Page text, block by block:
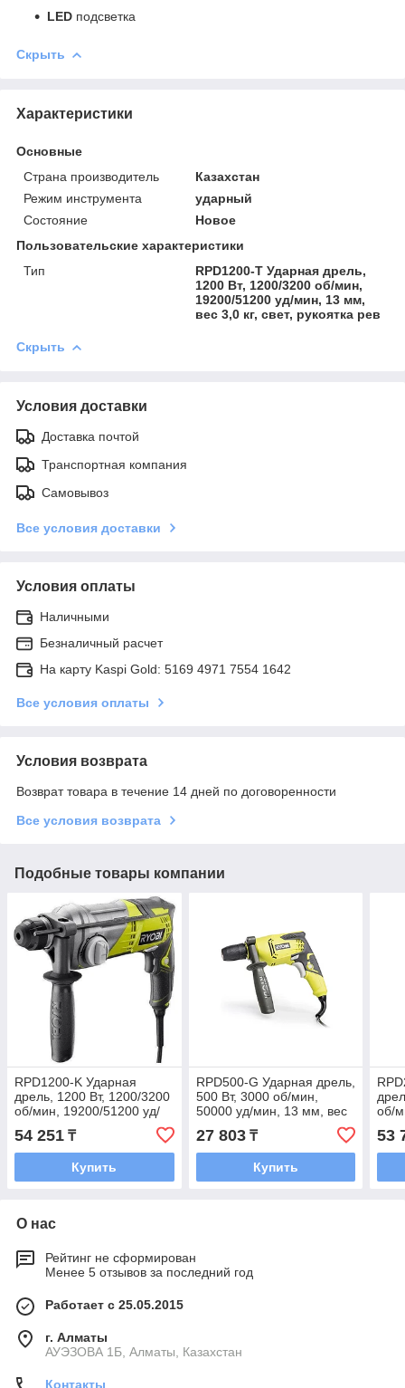
LED подсветка
Скрыть
Характеристики
Основные
Страна производитель
Казахстан
Режим инструмента
ударный
Состояние
Новое
Пользовательские характеристики
Тип
RPD1200-T Ударная дрель,
1200 Вт, 1200/3200 об/мин,
19200/51200 уд/мин, 13 мм,
вес 3,0 кг, свет, рукоятка рев
Скрыть
Условия доставки
Доставка почтой
Транспортная компания
Самовывоз
Все условия доставки
Условия оплаты
Наличными
Безналичный расчет
На карту Kaspi Gold: 5169 4971 7554 1642
Все условия оплаты
Условия возврата
Возврат товара в течение 14 дней по договоренности
Все условия возврата
Подобные товары компании
RPD1200-K Ударная
дрель, 1200 Вт, 1200/3200
об/мин, 19200/51200 уд/
мин, 13 мм, вес 3,0 кг,
свет, рукоятка рев
54 251 ₸
Купить
RPD500-G Ударная дрель,
500 Вт, 3000 об/мин,
50000 уд/мин, 13 мм, вес
1,6 кг, рукоятка
27 803₸
Купить
об/
53
О нас
Рейтинг не сформирован
Менее 5 отзывов за последний год
Работает с 25.05.2015
г. Алматы
АУЭЗОВА 1Б, Алматы, Казахстан
Контакты